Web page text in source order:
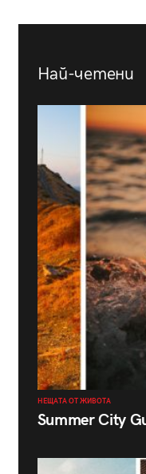
Най-четени
НЕЩАТА ОТ ЖИВОТА
Summer City